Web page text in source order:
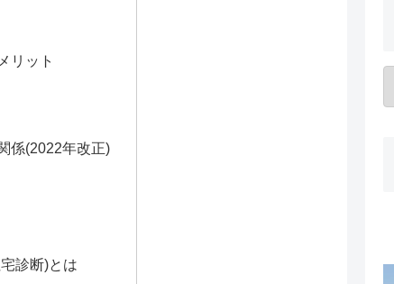
リット
係(2022年改正)
診断)とは